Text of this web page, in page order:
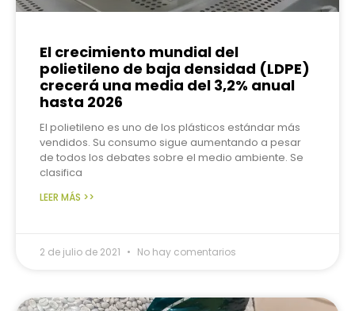
El crecimiento mundial del
polietileno de baja densidad (LDPE)
crecerá una media del 3,2% anual
hasta 2026
El polietileno es uno de los plásticos estándar más
vendidos. Su consumo sigue aumentando a pesar
de todos los debates sobre el medio ambiente. Se
clasifica
LEER MÁS >>
2 de julio de 2021 No hay comentarios